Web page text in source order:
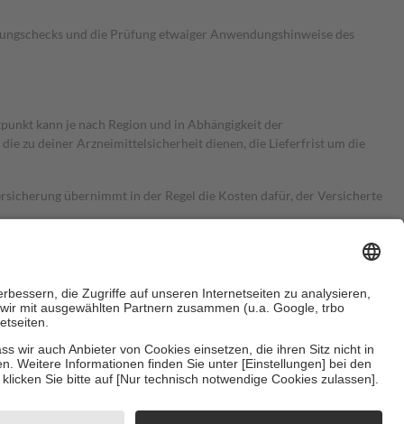
und die Prüfung etwaiger Anwendungshinweise des
kann je nach Region und in Abhängigkeit der
zu deiner Arzneimittelsicherheit dienen, die Lieferfrist um die
übernimmt in der Regel die Kosten dafür, der Versicherte
Zuzahlungenan bei:
dass es sich um echte Bewertungen handelt. Mehr